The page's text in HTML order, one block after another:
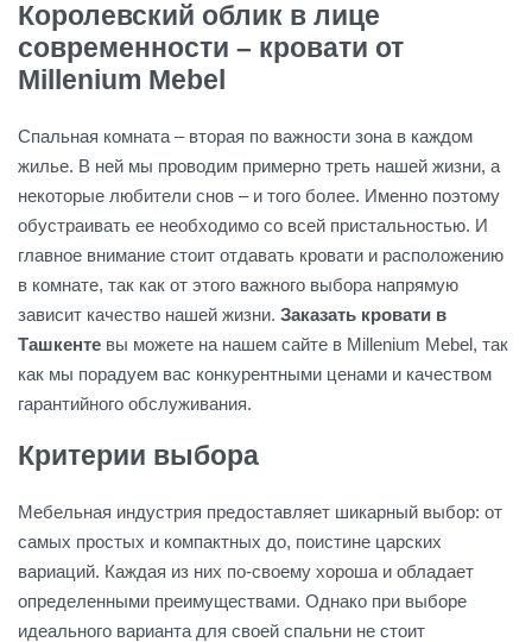
Королевский облик в лице
современности – кровати от
Millenium Mebel
Спальная комната – вторая по важности зона в каждом
жилье. В ней мы проводим примерно треть нашей жизни, а
некоторые любители снов – и того более. Именно поэтому
обустраивать ее необходимо со всей пристальностью. И
главное внимание стоит отдавать кровати и расположению
в комнате, так как от этого важного выбора напрямую
зависит качество нашей жизни. Заказать кровати в
Ташкенте вы можете на нашем сайте в Millenium Mebel, так
как мы порадуем вас конкурентными ценами и качеством
гарантийного обслуживания.
Критерии выбора
Мебельная индустрия предоставляет шикарный выбор: от
самых простых и компактных до, поистине царских
вариаций. Каждая из них по-своему хороша и обладает
определенными преимуществами. Однако при выборе
идеального варианта для своей спальни не стоит